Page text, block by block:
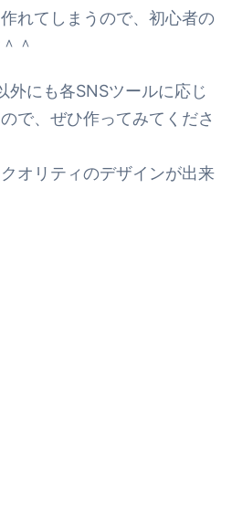
れてしまうので、初心者の
＾
外にも各SNSツールに応じ
で、 ぜひ作ってみてくださ
オリティのデザインが出来